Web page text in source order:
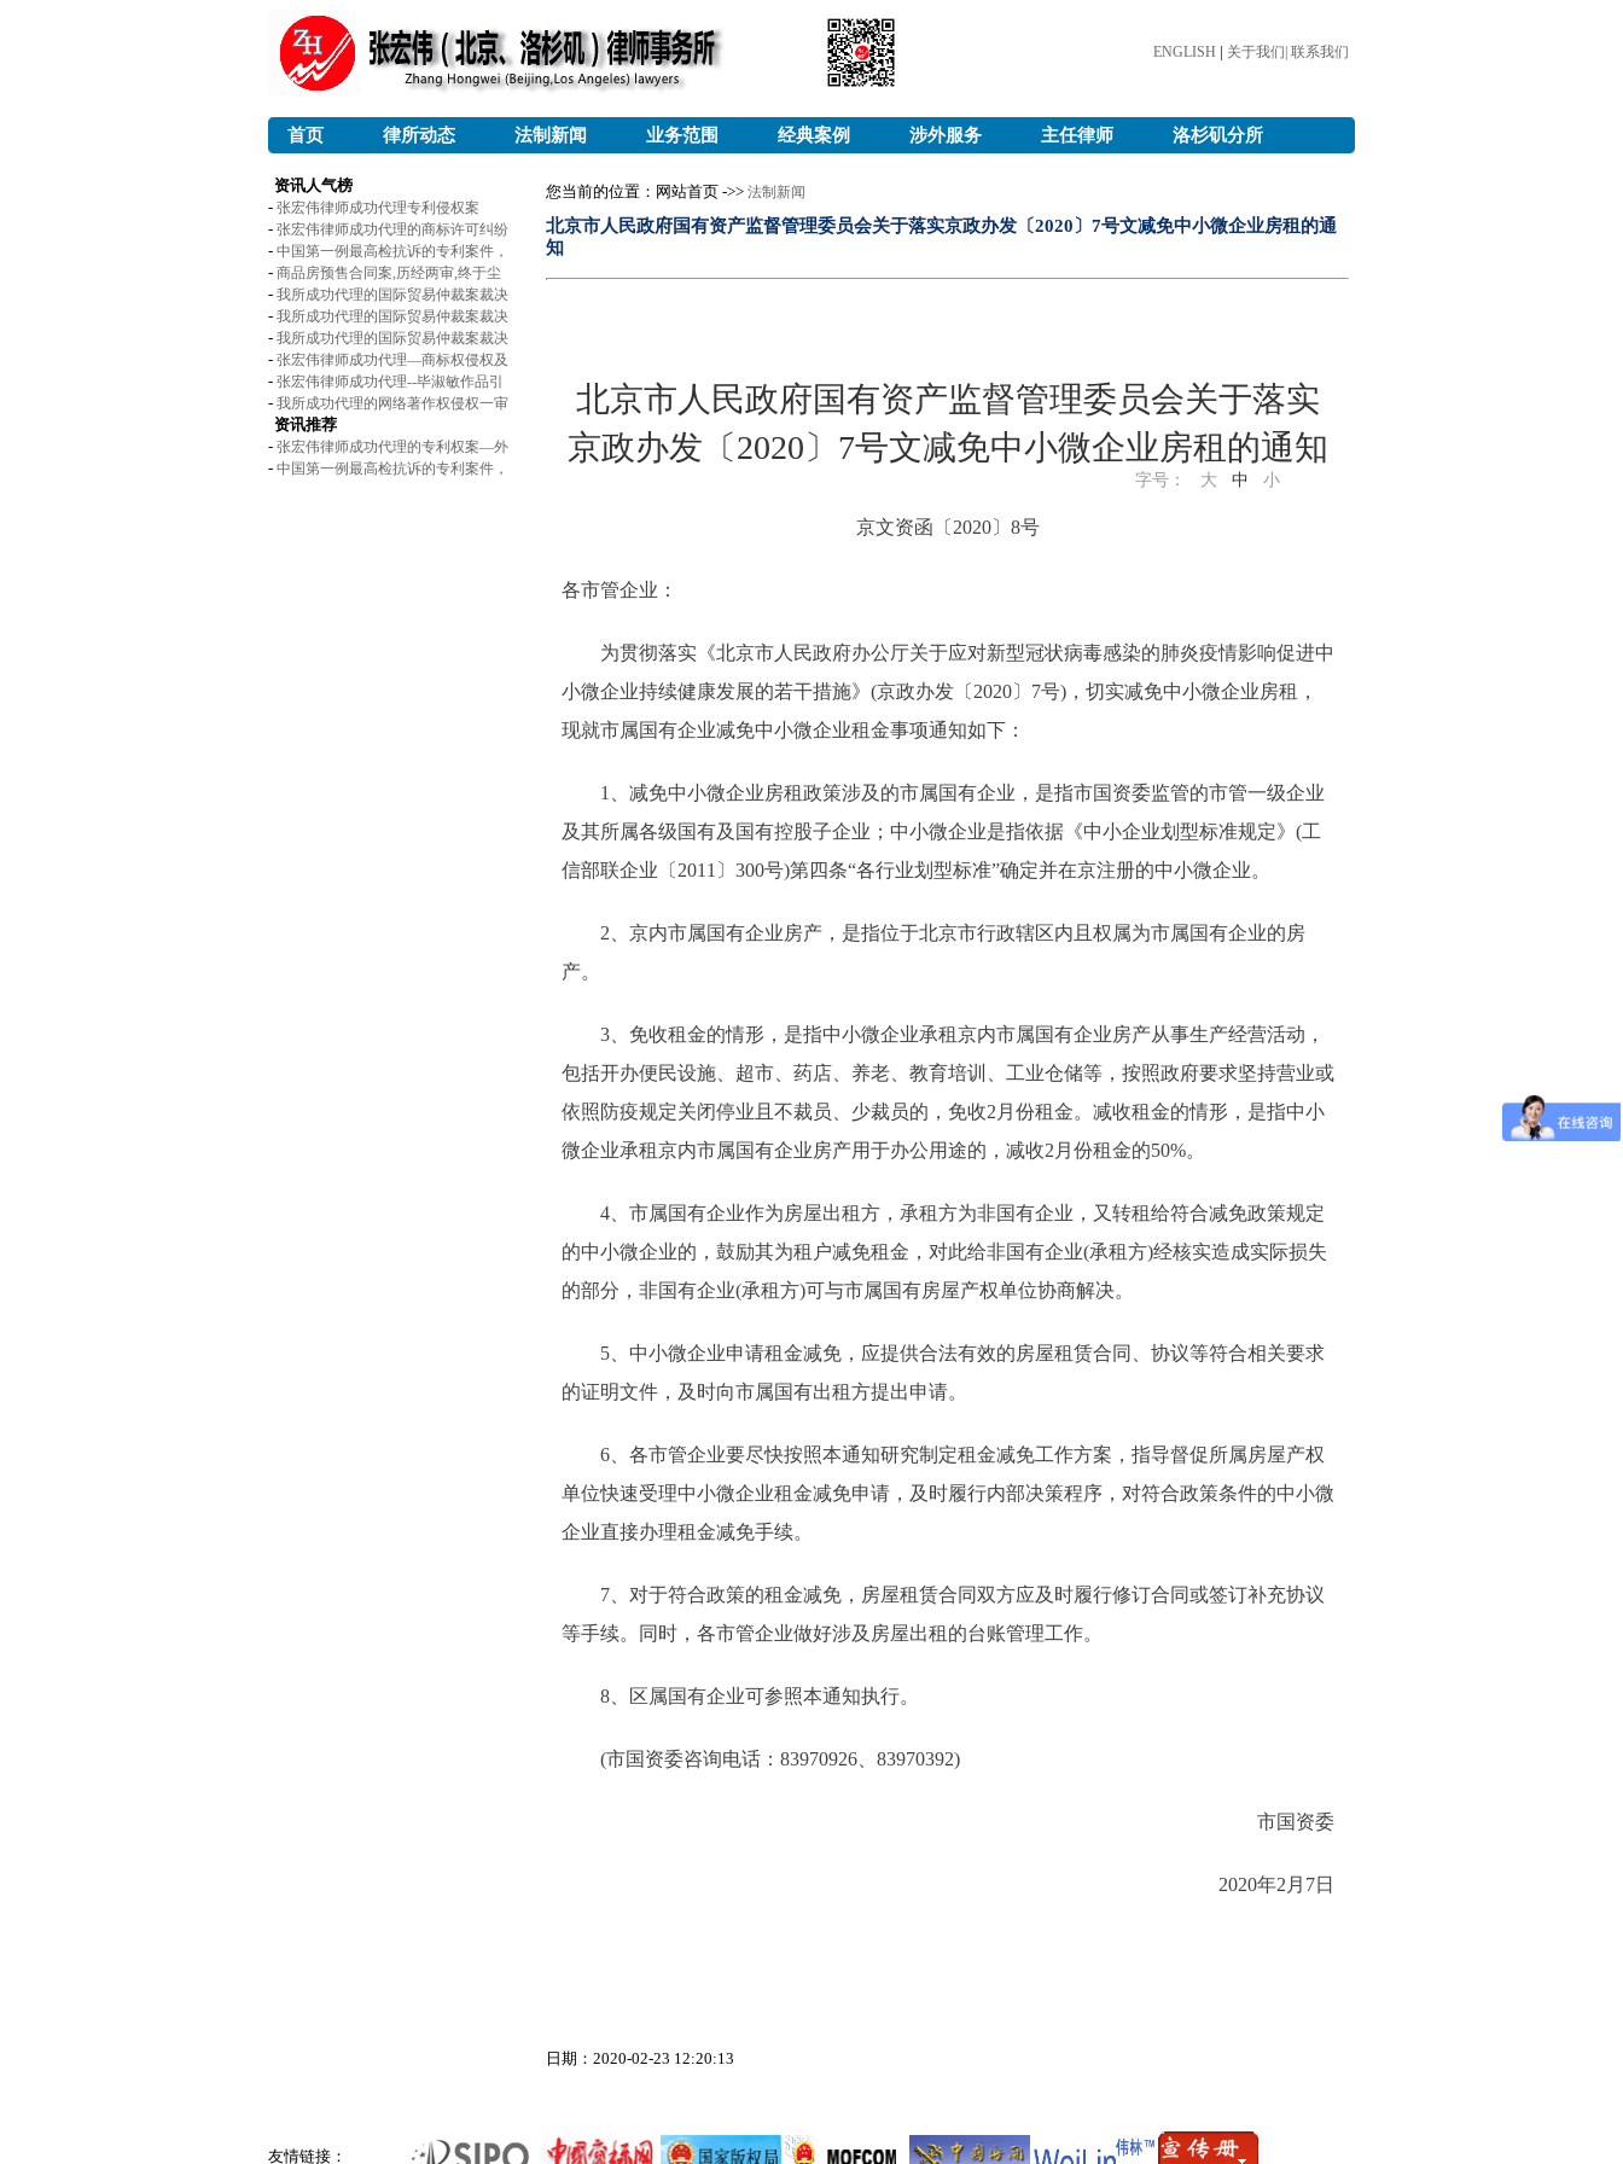
ENGLISH | 关于我们| 联系我们
首页 律所动态 法制新闻 业务范围 经典案例 涉外服务 主任律师 洛杉矶分所
资讯人气榜
- 张宏伟律师成功代理专利侵权案
- 张宏伟律师成功代理的商标许可纠纷
- 中国第一例最高检抗诉的专利案件，
- 商品房预售合同案,历经两审,终于尘
- 我所成功代理的国际贸易仲裁案裁决
- 我所成功代理的国际贸易仲裁案裁决
- 我所成功代理的国际贸易仲裁案裁决
- 张宏伟律师成功代理—商标权侵权及
- 张宏伟律师成功代理--毕淑敏作品引
- 我所成功代理的网络著作权侵权一审
资讯推荐
- 张宏伟律师成功代理的专利权案—外
- 中国第一例最高检抗诉的专利案件，
您当前的位置：网站首页 ->> 法制新闻
北京市人民政府国有资产监督管理委员会关于落实京政办发〔2020〕7号文减免中小微企业房租的通
知
北京市人民政府国有资产监督管理委员会关于落实
京政办发〔2020〕7号文减免中小微企业房租的通知
字号： 大 中 小
京文资函〔2020〕8号
各市管企业：
为贯彻落实《北京市人民政府办公厅关于应对新型冠状病毒感染的肺炎疫情影响促进中
小微企业持续健康发展的若干措施》(京政办发〔2020〕7号)，切实减免中小微企业房租，
现就市属国有企业减免中小微企业租金事项通知如下：
1、减免中小微企业房租政策涉及的市属国有企业，是指市国资委监管的市管一级企业
及其所属各级国有及国有控股子企业；中小微企业是指依据《中小企业划型标准规定》(工
信部联企业〔2011〕300号)第四条“各行业划型标准”确定并在京注册的中小微企业。
2、京内市属国有企业房产，是指位于北京市行政辖区内且权属为市属国有企业的房
产。
3、免收租金的情形，是指中小微企业承租京内市属国有企业房产从事生产经营活动，
包括开办便民设施、超市、药店、养老、教育培训、工业仓储等，按照政府要求坚持营业或
依照防疫规定关闭停业且不裁员、少裁员的，免收2月份租金。减收租金的情形，是指中小
微企业承租京内市属国有企业房产用于办公用途的，减收2月份租金的50%。
4、市属国有企业作为房屋出租方，承租方为非国有企业，又转租给符合减免政策规定
的中小微企业的，鼓励其为租户减免租金，对此给非国有企业(承租方)经核实造成实际损失
的部分，非国有企业(承租方)可与市属国有房屋产权单位协商解决。
5、中小微企业申请租金减免，应提供合法有效的房屋租赁合同、协议等符合相关要求
的证明文件，及时向市属国有出租方提出申请。
6、各市管企业要尽快按照本通知研究制定租金减免工作方案，指导督促所属房屋产权
单位快速受理中小微企业租金减免申请，及时履行内部决策程序，对符合政策条件的中小微
企业直接办理租金减免手续。
7、对于符合政策的租金减免，房屋租赁合同双方应及时履行修订合同或签订补充协议
等手续。同时，各市管企业做好涉及房屋出租的台账管理工作。
8、区属国有企业可参照本通知执行。
(市国资委咨询电话：83970926、83970392)
市国资委
2020年2月7日
日期：2020-02-23 12:20:13
友情链接：